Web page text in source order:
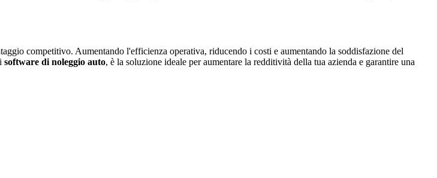
competitivo. Aumentando l'efficienza operativa, riducendo i costi e aumentando la soddisfazione del
software di noleggio auto, è la soluzione ideale per aumentare la redditività della tua azienda e garantire una